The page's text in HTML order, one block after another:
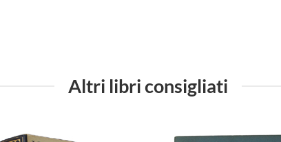
Altri libri consigliati